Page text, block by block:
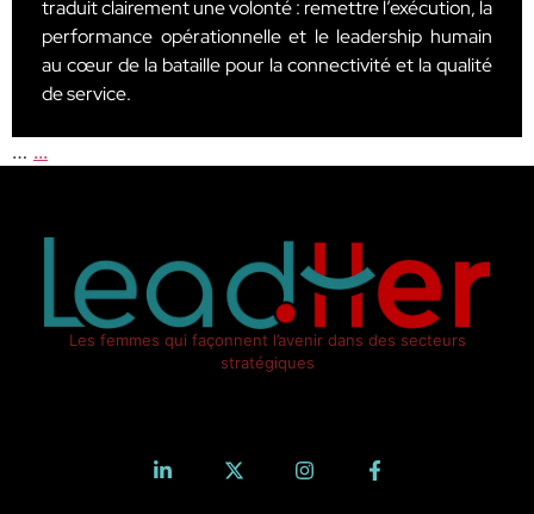
traduit clairement une volonté : remettre l’exécution, la
performance opérationnelle et le leadership humain
au cœur de la bataille pour la connectivité et la qualité
de service.
… ...
Les femmes qui façonnent l’avenir dans des secteurs
stratégiques